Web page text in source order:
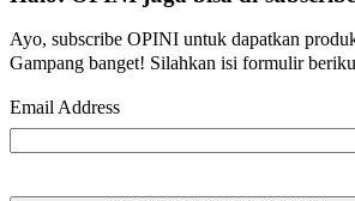
Ayo, subscribe OPINI untuk dapatkan
Gampang banget! Silahkan isi formulir
Email Address